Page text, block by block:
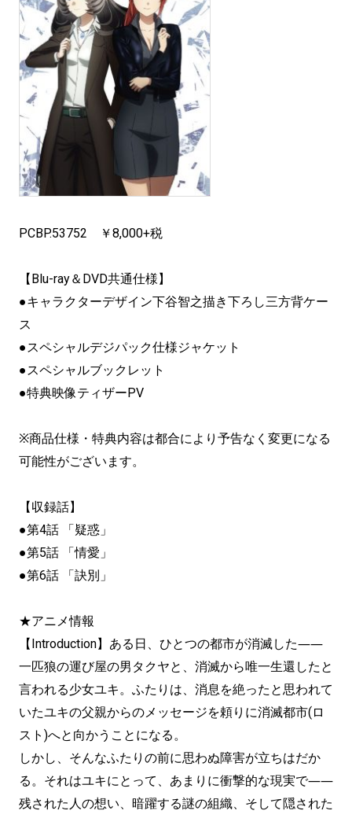
PCBP.53752 ￥8,000+税
【Blu-ray＆DVD共通仕様】
●キャラクターデザイン下谷智之描き下ろし三方背ケー
ス
●スペシャルデジパック仕様ジャケット
●スペシャルブックレット
●特典映像ティザーPV
※商品仕様・特典内容は都合により予告なく変更になる
可能性がございます。
【収録話】
●第4話 「疑惑」
●第5話 「情愛」
●第6話 「訣別」
★アニメ情報
【Introduction】ある日、ひとつの都市が消滅した――
一匹狼の運び屋の男タクヤと、消滅から唯一生還したと
言われる少女ユキ。ふたりは、消息を絶ったと思われて
いたユキの父親からのメッセージを頼りに消滅都市(ロ
スト)へと向かうことになる。
しかし、そんなふたりの前に思わぬ障害が立ちはだか
る。それはユキにとって、あまりに衝撃的な現実で――
残された人の想い、暗躍する謎の組織、そして隠された